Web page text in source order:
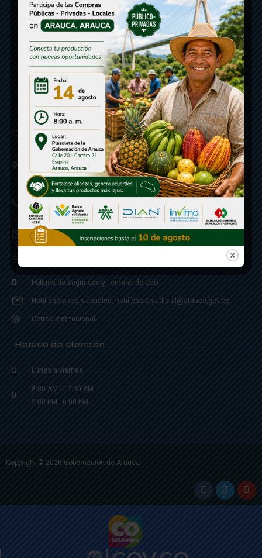
Contáctenos
Calle 20 - Carrera 21 Esquina
Código postal 810001
Linea de Servicio a la Ciudadania: 57- 6078851946
Linea Anticorrupción: 607885 3374
correspondencia: archivogeneral@arauca.gov.co
Enlaces
Política de Seguridad y Termino de Uso
Notificaciones judiciales: notificacionjudicial@arauca.gov.co
Correo Institucional
Horario de atención
Lunes a viernes
8:00 AM - 12:00 AM
2:00 PM - 6:00 PM.
Copyright © 2026 Gobernación de Arauca